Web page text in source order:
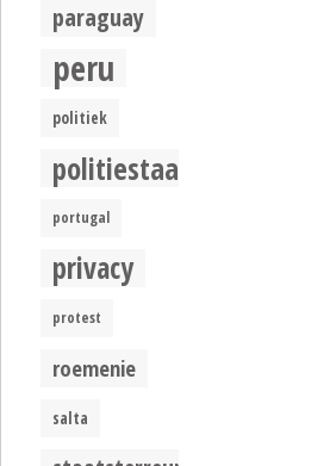
paraguay
peru
politiek
politiestaat
portugal
privacy
protest
roemenie
salta